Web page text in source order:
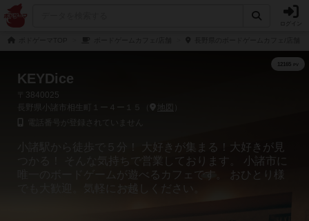
KEYDice
〒3840025
長野県小諸市相生町１ー４ー１５（
地図
電話番号が登録されていません
小諸駅から徒歩で５分！ 大好きが集まる！大好きが見
つかる！ そんな気持ちで営業しております。 小諸市に
唯一のボードゲームが遊べるカフェです。 おひとり様
でも大歓迎。気軽にお越しください。